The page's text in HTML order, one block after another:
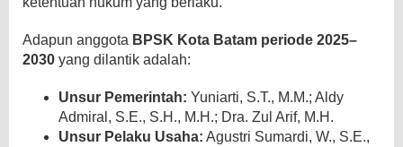
Adapun anggota BPSK Kota Batam periode 2025–
2030 yang dilantik adalah:
Unsur Pemerintah: Yuniarti, S.T., M.M.; Aldy
Admiral, S.E., S.H., M.H.; Dra. Zul Arif, M.H.
Unsur Pelaku Usaha: Agustri Sumardi, W., S.E.,